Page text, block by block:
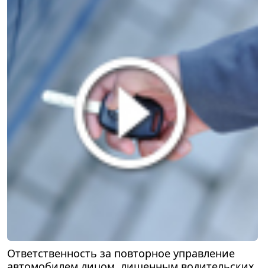
Ответственность за повторное управление